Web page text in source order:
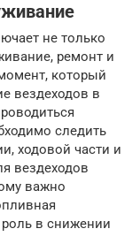
не только
ремонт и
который
вездеходов в
следить
ходовой части и
вездеходов
важно
в снижении